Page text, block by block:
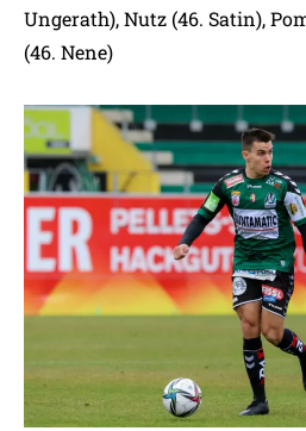
Ungerath), Nutz (46. Satin),
(46. Nene)